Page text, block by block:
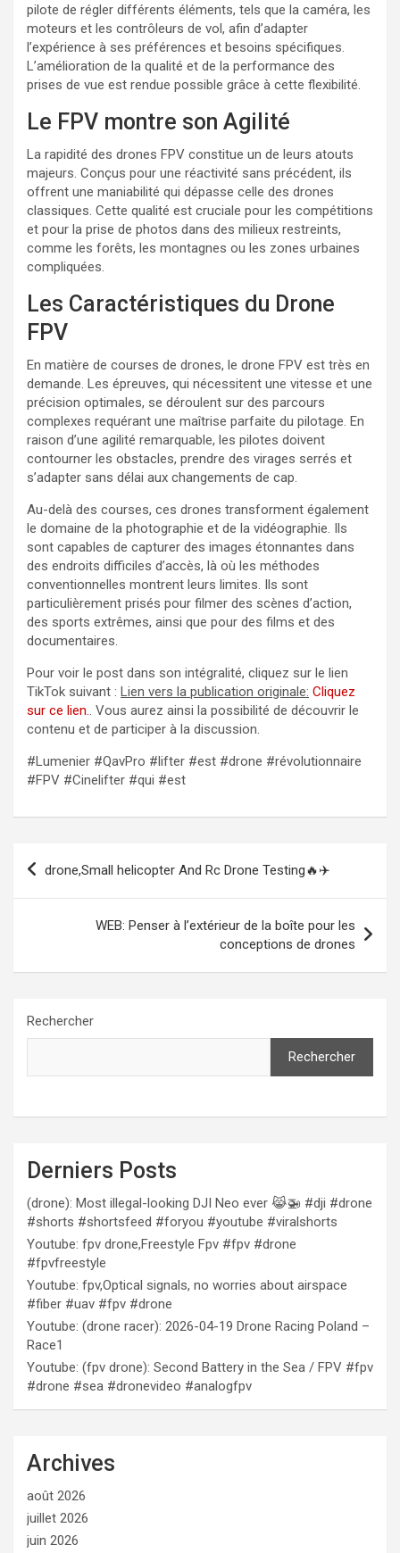
pilote de régler différents éléments, tels que la caméra, les
moteurs et les contrôleurs de vol, afin d’adapter
l’expérience à ses préférences et besoins spécifiques.
L’amélioration de la qualité et de la performance des
prises de vue est rendue possible grâce à cette flexibilité.
Le FPV montre son Agilité
La rapidité des drones FPV constitue un de leurs atouts
majeurs. Conçus pour une réactivité sans précédent, ils
offrent une maniabilité qui dépasse celle des drones
classiques. Cette qualité est cruciale pour les compétitions
et pour la prise de photos dans des milieux restreints,
comme les forêts, les montagnes ou les zones urbaines
compliquées.
Les Caractéristiques du Drone
FPV
En matière de courses de drones, le drone FPV est très en
demande. Les épreuves, qui nécessitent une vitesse et une
précision optimales, se déroulent sur des parcours
complexes requérant une maîtrise parfaite du pilotage. En
raison d’une agilité remarquable, les pilotes doivent
contourner les obstacles, prendre des virages serrés et
s’adapter sans délai aux changements de cap.
Au-delà des courses, ces drones transforment également
le domaine de la photographie et de la vidéographie. Ils
sont capables de capturer des images étonnantes dans
des endroits difficiles d’accès, là où les méthodes
conventionnelles montrent leurs limites. Ils sont
particulièrement prisés pour filmer des scènes d’action,
des sports extrêmes, ainsi que pour des films et des
documentaires.
Pour voir le post dans son intégralité, cliquez sur le lien
TikTok suivant : Lien vers la publication originale: Cliquez
sur ce lien.. Vous aurez ainsi la possibilité de découvrir le
contenu et de participer à la discussion.
#Lumenier #QavPro #lifter #est #drone #révolutionnaire
#FPV #Cinelifter #qui #est
Navigation
drone,Small helicopter And Rc Drone Testing🔥✈️
WEB: Penser à l’extérieur de la boîte pour les
conceptions de drones
Rechercher
Rechercher
Derniers Posts
(drone): Most illegal-looking DJI Neo ever 😹🚁 #dji #drone
#shorts #shortsfeed #foryou #youtube #viralshorts
Youtube: fpv drone,Freestyle Fpv #fpv #drone
#fpvfreestyle
Youtube: fpv,Optical signals, no worries about airspace
#fiber #uav #fpv #drone
Youtube: (drone racer): 2026-04-19 Drone Racing Poland –
Race1
Youtube: (fpv drone): Second Battery in the Sea / FPV #fpv
#drone #sea #dronevideo #analogfpv
Archives
août 2026
juillet 2026
juin 2026